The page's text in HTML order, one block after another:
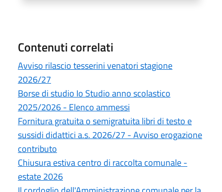
Contenuti correlati
Avviso rilascio tesserini venatori stagione
2026/27
Borse di studio Io Studio anno scolastico
2025/2026 - Elenco ammessi
Fornitura gratuita o semigratuita libri di testo e
sussidi didattici a.s. 2026/27 - Avviso erogazione
contributo
Chiusura estiva centro di raccolta comunale -
estate 2026